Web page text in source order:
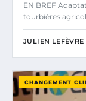
EN BREF
tourbières
JULIEN LEFÈVRE
CHANGEMENT